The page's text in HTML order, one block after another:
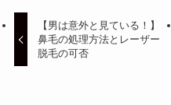
【男は意外と見ている！】
鼻毛の処理方法とレーザー
脱毛の可否